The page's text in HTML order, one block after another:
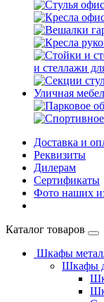
и стеллажи
Уличная
Доставка и
Реквизиты
Дилерам
Сертификаты
Фото наших
Каталог товаров
Шкафы
Шкафы